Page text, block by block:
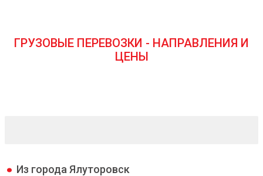
ГРУЗОВЫЕ ПЕРЕВОЗКИ - НАПРАВЛЕНИЯ И
ЦЕНЫ
Из города Ялуторовск